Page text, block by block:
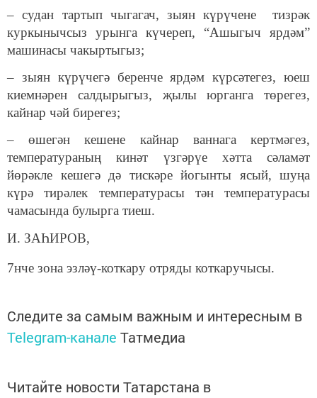
– судан тартып чыгагач, зыян күрүчене тизрәк
куркынычсыз урынга күчереп, “Ашыгыч ярдәм”
машинасы чакыртыгыз;
– зыян күрүчегә беренче ярдәм күрсәтегез, юеш
киемнәрен салдырыгыз, җылы юрганга төрегез,
кайнар чәй бирегез;
– өшегән кешене кайнар ваннага кертмәгез,
температураның кинәт үзгәрүе хәтта сәламәт
йөрәкле кешегә дә тискәре йогынты ясый, шуңа
күрә тирәлек температурасы тән температурасы
чамасында булырга тиеш.
И. ЗАҺИРОВ,
7нче зона эзләү-коткару отряды коткаручысы.
Следите за самым важным и интересным в
Telegram-канале Татмедиа
Читайте новости Татарстана в